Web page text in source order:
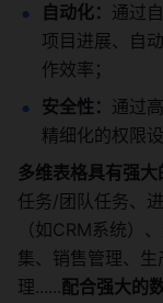
自动化： 通过
项目进展、自
作效率；
安全性： 通过
精细化的权限
多维表格具有强大
任务/团队任务、
（如CRM系统）
集、销售管理、
理......配合强大的